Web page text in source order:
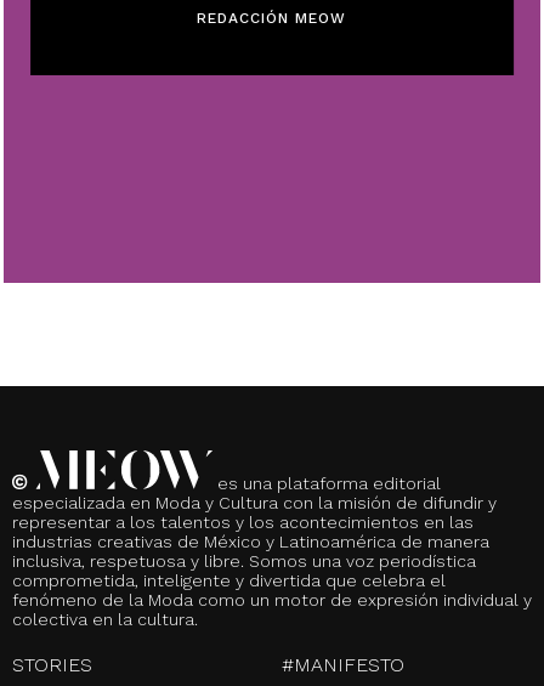
REDACCIÓN MEOW
es una plataforma editorial
especializada en Moda y Cultura con la misión de difundir y
representar a los talentos y los acontecimientos en las
industrias creativas de México y Latinoamérica de manera
inclusiva, respetuosa y libre. Somos una voz periodística
comprometida, inteligente y divertida que celebra el
fenómeno de la Moda como un motor de expresión individual y
colectiva en la cultura.
STORIES
#MANIFESTO